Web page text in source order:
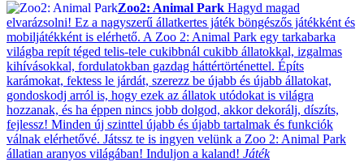
Zoo2: Animal Park Hagyd magad
elvarázsolni! Ez a nagyszerű állatkertes játék böngészős játékként és
mobiljátékként is elérhető. A Zoo 2: Animal Park egy tarkabarka
világba repít téged telis-tele cukibbnál cukibb állatokkal, izgalmas
kihívásokkal, fordulatokban gazdag háttértörténettel. Építs
karámokat, fektess le járdát, szerezz be újabb és újabb állatokat,
gondoskodj arról is, hogy ezek az állatok utódokat is világra
hozzanak, és ha éppen nincs jobb dolgod, akkor dekorálj, díszíts,
fejlessz! Minden új szinttel újabb és újabb tartalmak és funkciók
válnak elérhetővé. Játssz te is ingyen velünk a Zoo 2: Animal Park
állatian aranyos világában! Induljon a kaland! Játék